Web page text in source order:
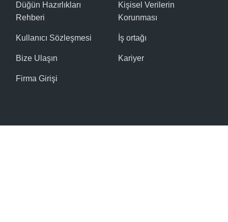
Düğün Hazırlıkları
Rehberi
Kullanıcı Sözleşmesi
Bize Ulaşın
Firma Girişi
Kişisel Verilerin
Korunması
İş ortağı
Kariyer